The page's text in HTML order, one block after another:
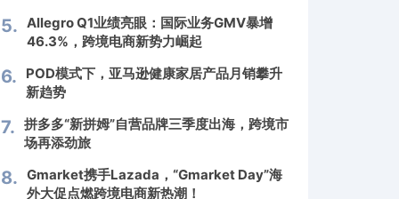
5. Allegro Q1业绩亮眼：国际业务GMV暴增
46.3%，跨境电商新势力崛起
6.
POD模式下，亚马逊健康家居产品月销攀升
新趋势
7. 拼多多“新拼姆”自营品牌三季度出海，跨境市
场再添劲旅
8. Gmarket携手Lazada，“Gmarket Day”海
外大促点燃跨境电商新热潮！